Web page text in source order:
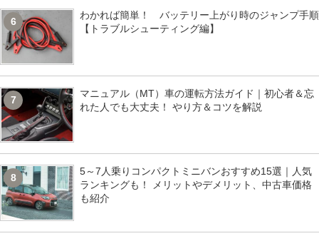
6
わかれば簡単！ バッテリー上がり時のジャンプ手順
【トラブルシューティング編】
7
マニュアル（MT）車の運転方法ガイド｜初心者＆忘
れた人でも大丈夫！ やり方＆コツを解説
8
5～7人乗りコンパクトミニバンおすすめ15選｜人気
ランキングも！ メリットやデメリット、中古車価格
も紹介